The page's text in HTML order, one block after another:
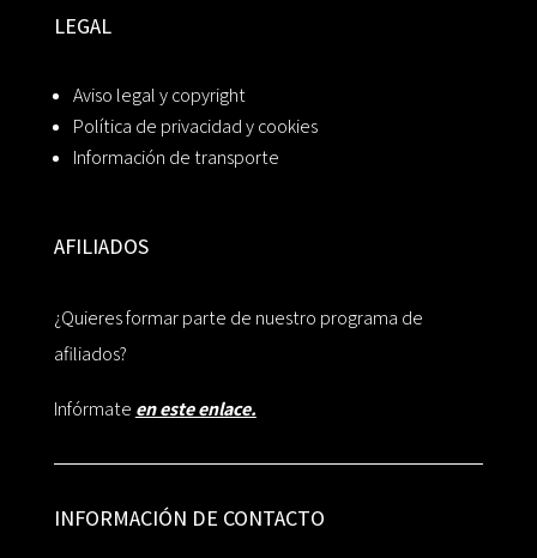
LEGAL
Aviso legal y copyright
Política de privacidad y cookies
Información de transporte
AFILIADOS
¿Quieres formar parte de nuestro programa de
afiliados?
Infórmate en este enlace.
INFORMACIÓN DE CONTACTO